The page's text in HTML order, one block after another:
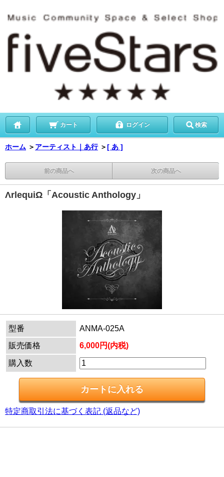
カート ログイン 検索
ホーム ＞ アーティスト｜あ行 ＞[ あ ]
前の商品へ 次の商品へ
ΛrlequiΩ「Acoustic Anthology」
型番
ANMA-025A
販売価格
6,000円(内税)
購入数
特定商取引法に基づく表記 (返品など)